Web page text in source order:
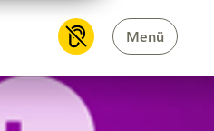
Menü
a